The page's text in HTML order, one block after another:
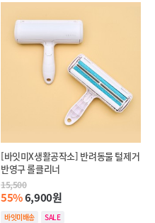
[바잇미X생활공작소] 반려동물 털제거
반영구 롤클리너
15,500
55%6,900원
바잇미배송
SALE